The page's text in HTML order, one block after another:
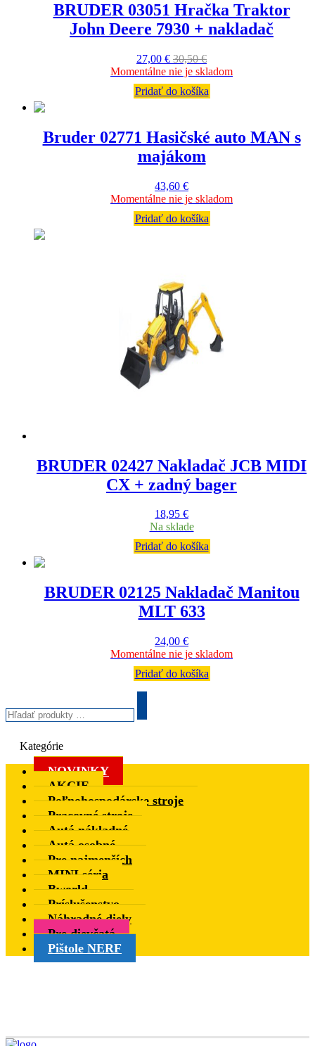
BRUDER 03051 Hračka Traktor
John Deere 7930 + nakladač
27,00 € 30,50€
Momentálne nie je skladom
Pridať do košíka
Bruder 02771 Hasičské auto MAN s
majákom
43,60 €
Momentálne nie je skladom
Pridať do košíka
BRUDER 02427 Nakladač JCB MIDI
CX + zadný bager
18,95 €
Na sklade
Pridať do košíka
BRUDER 02125 Nakladač Manitou
MLT 633
24,00 €
Momentálne nie je skladom
Pridať do košíka
produkty
…
Kategórie
NOVINKY
AKCIE
Poľnohospodárske stroje
Pracovné stroje
Autá nákladné
Autá osobné
Pre najmenších
MINI séria
Bworld
Príslušenstvo
Náhradné diely
Pre dievčatá
Pištole NERF